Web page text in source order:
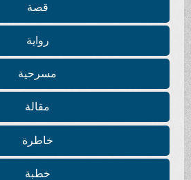
قصة
رواية
مسرحية
مقالة
خاطرة
خطبة